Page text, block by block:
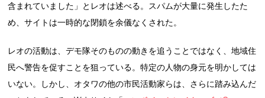
含まれていました」とレオは述べる。スパムが大量に発生したた
め、サイトは一時的な閉鎖を余儀なくされた。
レオの活動は、デモ隊そのものの動きを追うことではなく、地域住
民へ警告を促すことを狙っている。特定の人物の身元を明かしては
いない。しかし、オタワの他の市民活動家らは、さらに踏み込んだ